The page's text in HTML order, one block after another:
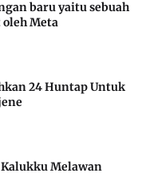
baru yaitu sebuah
Meta
24 Huntap Untuk
Melawan